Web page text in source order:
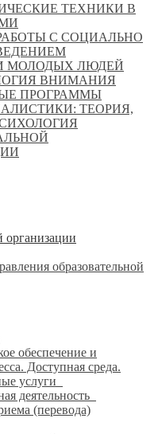
ТЕХНИКИ В
С СОЦИАЛЬНО
МОЛОДЫХ ЛЮДЕЙ
ВНИМАНИЯ
ПРОГРАММЫ
ТЕОРИЯ,
организации
образовательной
обеспечение и
Доступная среда.
услуги
деятельность
(перевода)